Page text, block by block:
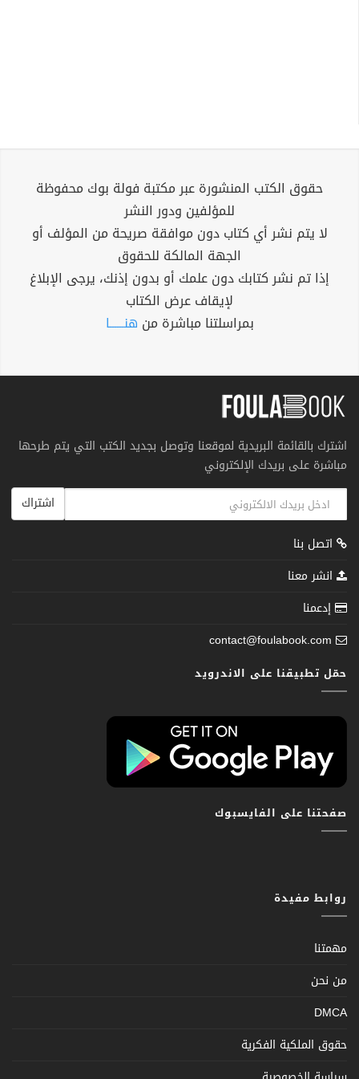
حقوق الكتب المنشورة عبر مكتبة فولة بوك محفوظة
للمؤلفين ودور النشر
لا يتم نشر أي كتاب دون موافقة صريحة من المؤلف أو
الجهة المالكة للحقوق
إذا تم نشر كتابك دون علمك أو بدون إذنك، يرجى الإبلاغ
لإيقاف عرض الكتاب
بمراسلتنا مباشرة من هنــــــا
اشترك بالقائمة البريدية لموقعنا وتوصل بجديد الكتب التي يتم طرحها
مباشرة على بريدك الإلكتروني
اشتراك
اتصل بنا
انشر معنا
إدعمنا
contact@foulabook.com
حمّل تطبيقنا على الاندرويد
صفحتنا على الفايسبوك
روابط مفيدة
مهمتنا
من نحن
DMCA
حقوق الملكية الفكرية